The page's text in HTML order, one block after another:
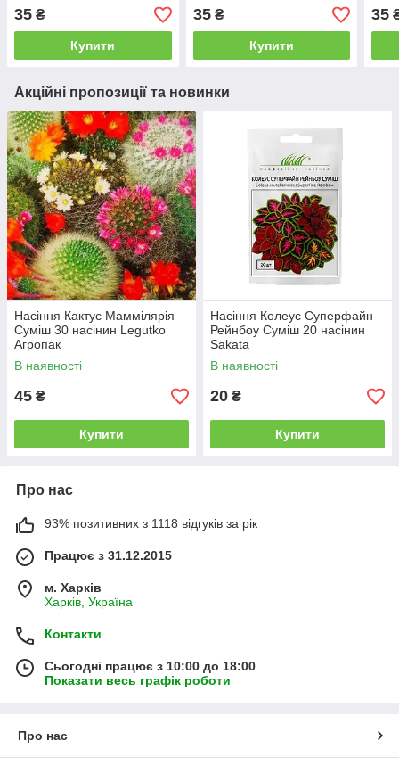
35 ₴
Купити
35₴
Купити
35
Акційні пропозиції та новинки
Насіння Кактус Маммілярія
Суміш 30 насінин Legutko
Агропак
В наявності
45 ₴
Купити
Насіння Колеус Суперфайн
Рейнбоу Суміш 20 насінин
Sakata
В наявності
20 ₴
Купити
Про нас
93% позитивних з 1118 відгуків за рік
Працює з 31.12.2015
м. Харків
Харків, Україна
Контакти
Сьогодні працює з 10:00 до 18:00
Показати весь графік роботи
Про нас